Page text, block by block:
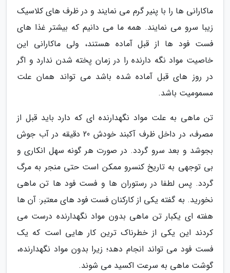
ماکارانی ها را با پنیر گرم می نمایند و در ظرف های کلاسیک
زیبا سرو می نمایند. همه ما می دانیم که بیشتر غذا های
فست فود ها از قبل آماده هستند، ولی ماکارانی این
خاصیت مواد نگه دارنده را در زمان پخته شدن ندارد و اگر
در روز های قبل آماده شده باشد می تواند همان علت
مسمومیت باشد.
تن ماهی به علت مواد نگهدارنده ای که دارد باید قبل از
مصرف، در داخل ظرف آکبند خودش 20 دقیقه در آب جوش
بجوشد و بعد سرو گردد. در صورت هر گونه سهل انکاری و
بی توجهی به تاریخ کنسرو ممکن است حتی منجر به مرگ
گردد. پس لطفا در رستوران ها و فست فود ها تن ماهی
نخورید. به گفته یکی از کارکنان فست فود های معتبر: آن ها
هفته ای یکبار تن ماهی بدون مواد نگهدارنده درست می
کردند این یکی از خطرناک ترین کار هایی است که یک
فست فود می تواند انجام دهد؛ زیرا بدون مواد نگهدارنده،
گوشت ماهی به سرعت اکسید می شوند.